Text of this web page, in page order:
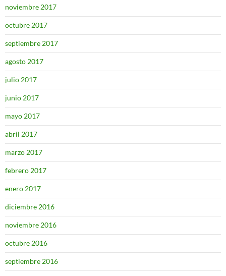
noviembre 2017
octubre 2017
septiembre 2017
agosto 2017
julio 2017
junio 2017
mayo 2017
abril 2017
marzo 2017
febrero 2017
enero 2017
diciembre 2016
noviembre 2016
octubre 2016
septiembre 2016